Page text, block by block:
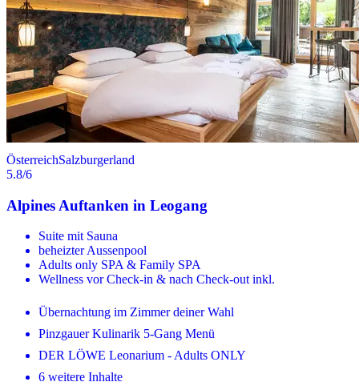
ÖsterreichSalzburgerland
5.8/6
Alpines Auftanken in Leogang
Suite mit Sauna
beheizter Aussenpool
Adults only SPA & Family SPA
Wellness vor Check-in & nach Check-out inkl.
Übernachtung im Zimmer deiner Wahl
Pinzgauer Kulinarik 5-Gang Menü
DER LÖWE Leonarium - Adults ONLY
6 weitere Inhalte